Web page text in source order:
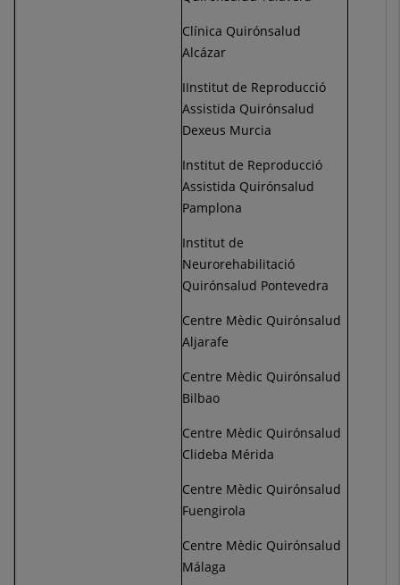
Clínica Quirónsalud
Alcázar
IInstitut de Reproducció
Assistida Quirónsalud
Dexeus Murcia
Institut de Reproducció
Assistida Quirónsalud
Pamplona
Institut de
Neurorehabilitació
Quirónsalud Pontevedra
Centre Mèdic Quirónsalud
Aljarafe
Centre Mèdic Quirónsalud
Bilbao
Centre Mèdic Quirónsalud
Clideba Mérida
Centre Mèdic Quirónsalud
Fuengirola
Centre Mèdic Quirónsalud
Málaga